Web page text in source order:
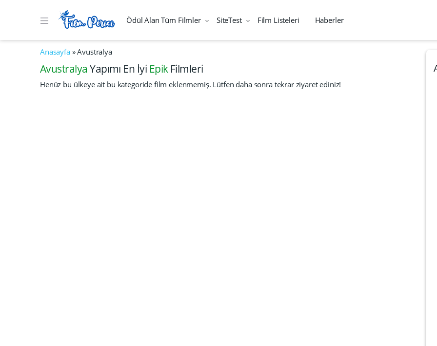
Ödül Alan Tüm Filmler SiteTest Film Listeleri Haberler
Anasayfa»Avustralya
Avustralya Yapımı En İyi Epik Filmleri
Henüz bu ülkeye ait bu kategoride film eklenmemiş. Lütfen daha sonra tekrar ziyaret ediniz!